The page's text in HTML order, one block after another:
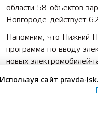
области 58 объектов
Новгороде действует
Напомним, что Нижний
программа по вводу
новых электромобилей-
Справка:
Конференция «ЦИПР» –
глобального диалога
экономики, цифровой
Используя сайт pravda-